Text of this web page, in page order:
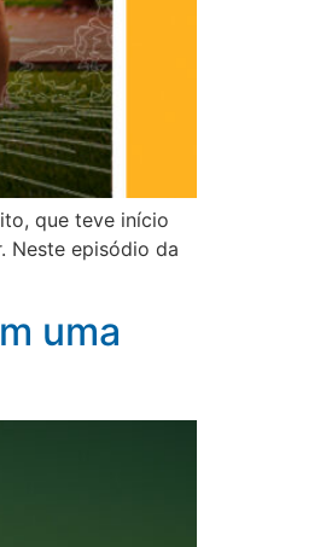
que teve início
Neste episódio da
uma